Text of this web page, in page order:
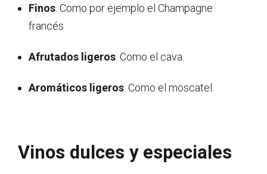
Finos . Como por ejemplo el Champagne
francés
Afrutados ligeros . Como el cava.
Aromáticos ligeros . Como el moscatel.
Vinos dulces y especiales